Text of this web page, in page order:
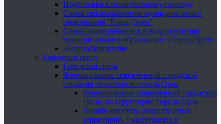
Подготовка к отопительному периоду
Схема теплоснабжения муниципального
образования "Город Орёл"
Схемы водоснабжения и водоотведения
муниципального образования «Город Орёл»
Энергосбережение
Городская среда
Городская среда
Формирование современной городской
среды на территории города Орла
Формирование современной городской
среды на территории города Орла
Дизайн-проекты общественных
территорий, участвующих в